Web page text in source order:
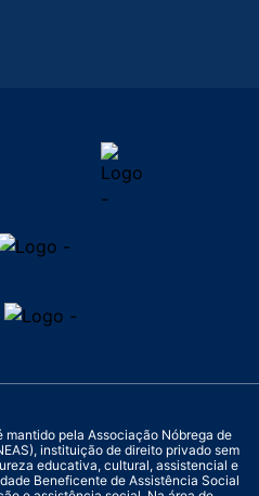
mantido pela Associação Nóbrega de
instituição de direito privado sem
educativa, cultural, assistencial e
Beneficente de Assistência Social